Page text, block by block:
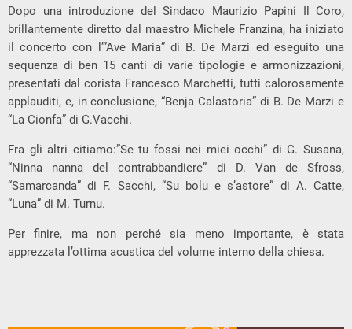
Dopo una introduzione del Sindaco Maurizio Papini Il Coro,
brillantemente diretto dal maestro Michele Franzina, ha iniziato
il concerto con l’”Ave Maria” di B. De Marzi ed eseguito una
sequenza di ben 15 canti di varie tipologie e armonizzazioni,
presentati dal corista Francesco Marchetti, tutti calorosamente
applauditi, e, in conclusione, “Benja Calastoria” di B. De Marzi e
“La Cionfa” di G.Vacchi.
Fra gli altri citiamo:”Se tu fossi nei miei occhi” di G. Susana,
“Ninna nanna del contrabbandiere” di D. Van de Sfross,
“Samarcanda” di F. Sacchi, “Su bolu e s’astore” di A. Catte,
“Luna” di M. Turnu.
Per finire, ma non perché sia meno importante, è stata
apprezzata l’ottima acustica del volume interno della chiesa.